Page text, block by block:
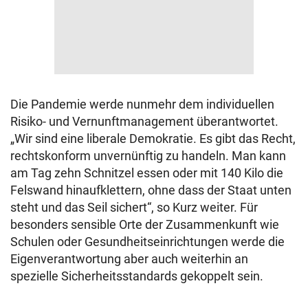
Die Pandemie werde nunmehr dem individuellen
Risiko- und Vernunftmanagement überantwortet.
„Wir sind eine liberale Demokratie. Es gibt das Recht,
rechtskonform unvernünftig zu handeln. Man kann
am Tag zehn Schnitzel essen oder mit 140 Kilo die
Felswand hinaufklettern, ohne dass der Staat unten
steht und das Seil sichert“, so Kurz weiter. Für
besonders sensible Orte der Zusammenkunft wie
Schulen oder Gesundheitseinrichtungen werde die
Eigenverantwortung aber auch weiterhin an
spezielle Sicherheitsstandards gekoppelt sein.